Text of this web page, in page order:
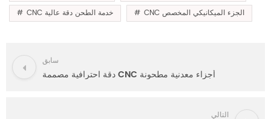
CNC خدمة الطحن دقة عالية
CNC الجزء الميكانيكي المخصص
سابق
دقة احترافية مصممة CNC أجزاء معدنية مطحونة
التالي